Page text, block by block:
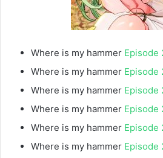
Where is my hammer Episode
Where is my hammer Episode
Where is my hammer Episode
Where is my hammer Episode
Where is my hammer Episode
Where is my hammer Episode